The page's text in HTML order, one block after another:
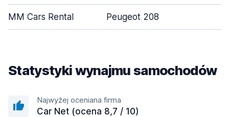
MM Cars Rental Peugeot 208
Statystyki wynajmu samochodów
Najwyżej oceniana firma
Car Net (ocena 8,7 / 10)